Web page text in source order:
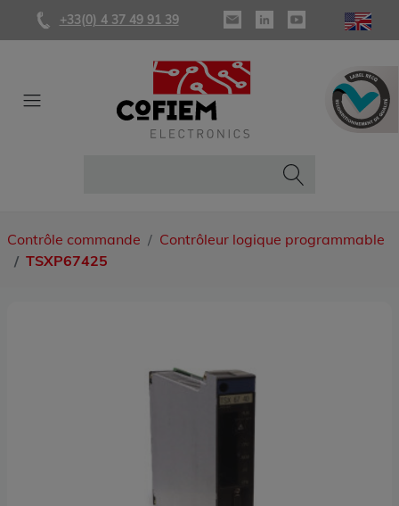
+33(0) 4 37 49 91 39
Contrôle commande
Contrôleur logique programmable
TSXP67425